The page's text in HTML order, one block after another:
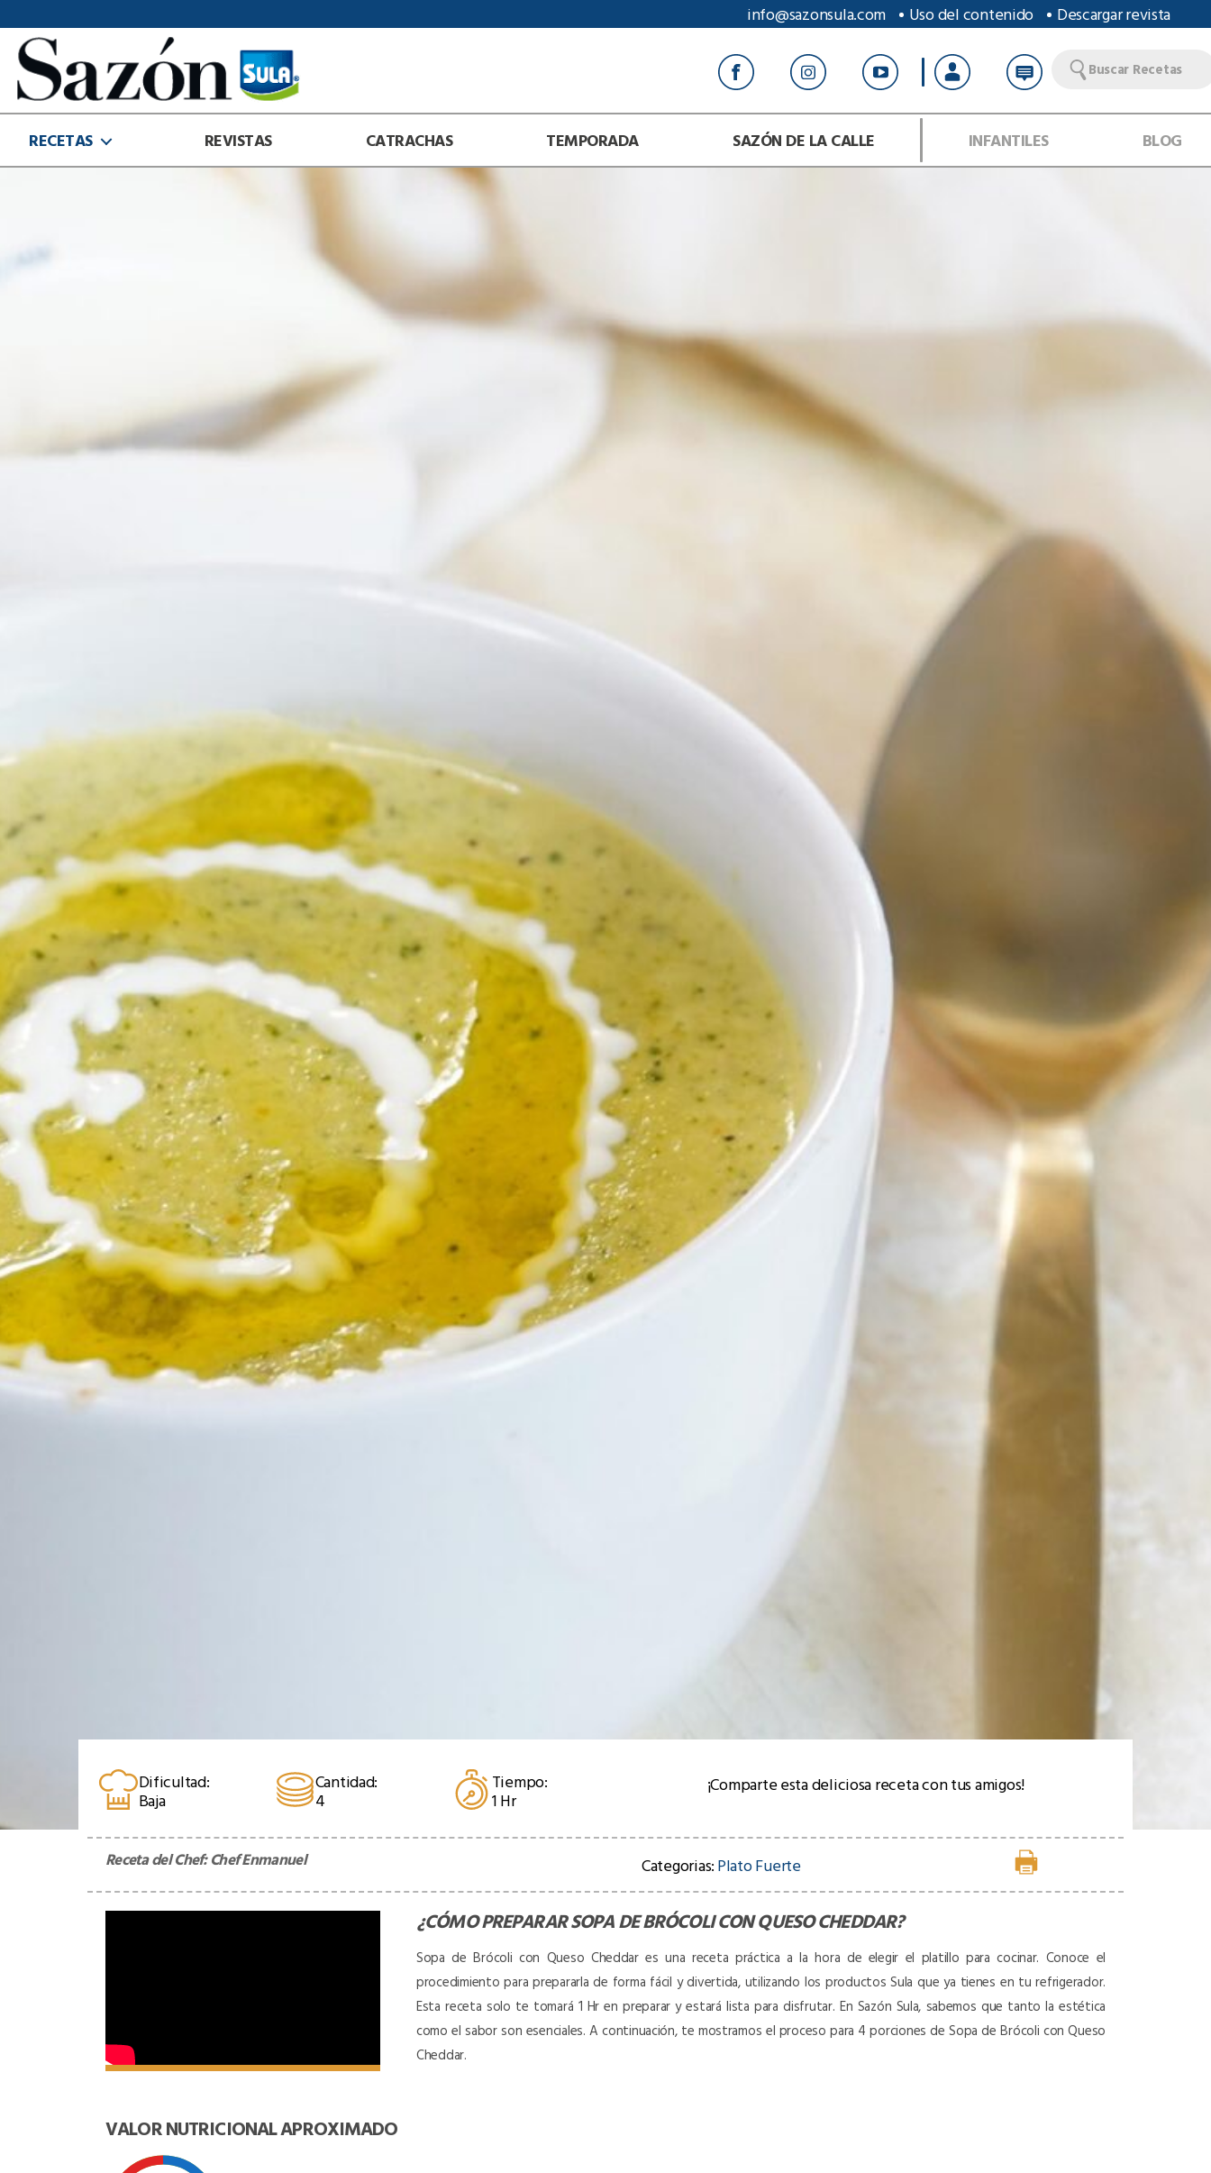
info@sazonsula.com Uso del contenido Descargar revista
Sazón
Sula
Buscar Recetas
RECETAS REVISTAS CATRACHAS TEMPORADA SAZÓN DE LA CALLE INFANTILES BLOG
Dificultad:
Baja
Cantidad:
4
Tiempo:
1 Hr
¡Comparte esta deliciosa receta con tus amigos!
Receta del Chef:Chef Enmanuel Categorias:Plato Fuerte
¿CÓMO PREPARARSOPA DE BRÓCOLI CON QUESO CHEDDAR?
Sopa de Brócoli con Queso Cheddar es una receta práctica a la hora de elegir el platillo para cocinar. Conoce el
procedimiento para prepararla de forma fácil y divertida, utilizando los productos Sula que ya tienes en tu refrigerador.
Esta receta solo te tomará 1 Hr en preparar y estará lista para disfrutar. En Sazón Sula, sabemos que tanto la estética
como el sabor son esenciales. A continuación, te mostramos el proceso para 4 porciones de Sopa de Brócoli con Queso
Cheddar.
VALOR NUTRICIONAL APROXIMADO